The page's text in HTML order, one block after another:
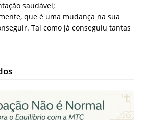
saudável;
que é uma mudança na sua
Tal como já conseguiu tantas